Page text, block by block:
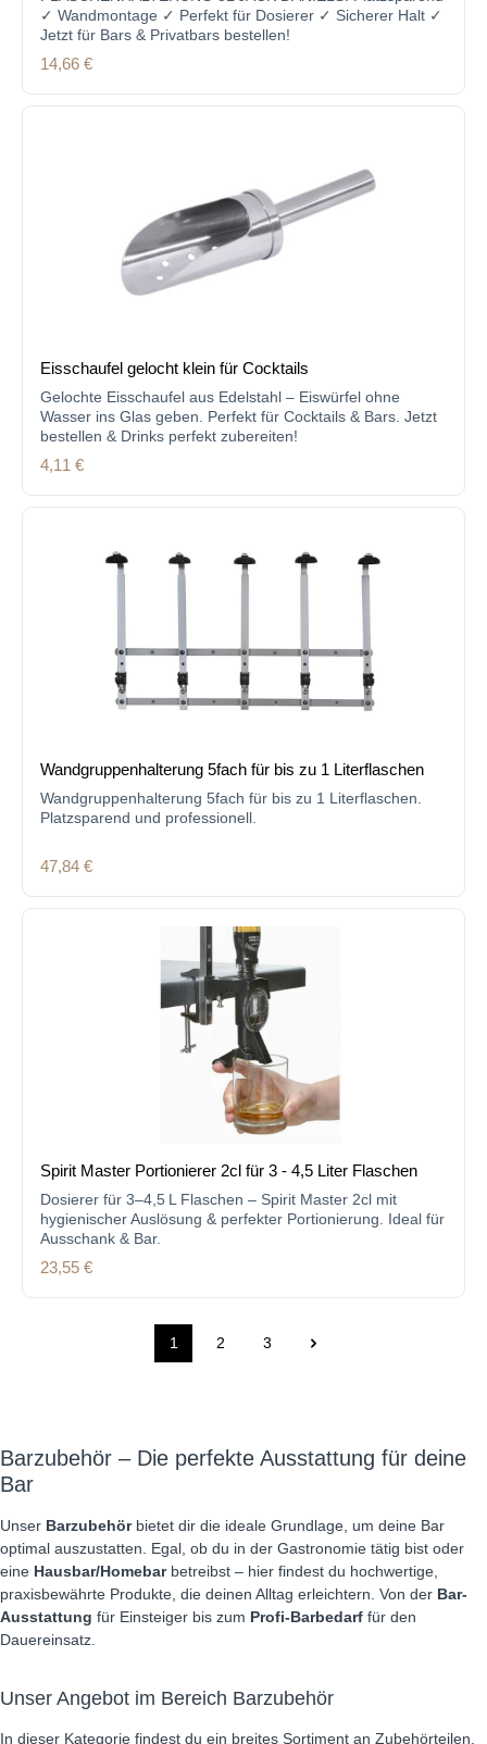
✓ Wandmontage ✓ Perfekt für Dosierer ✓ Sicherer Halt ✓
Jetzt für Bars & Privatbars bestellen!
Regulärer Preis:
14,66 €
Eisschaufel gelocht klein für Cocktails
Gelochte Eisschaufel aus Edelstahl – Eiswürfel ohne
Wasser ins Glas geben. Perfekt für Cocktails & Bars. Jetzt
bestellen & Drinks perfekt zubereiten!
Regulärer Preis:
4,11 €
Wandgruppenhalterung 5fach für bis zu 1 Literflaschen
Wandgruppenhalterung 5fach für bis zu 1 Literflaschen.
Platzsparend und professionell.
Regulärer Preis:
47,84 €
Spirit Master Portionierer 2cl für 3 - 4,5 Liter Flaschen
Dosierer für 3–4,5 L Flaschen – Spirit Master 2cl mit
hygienischer Auslösung & perfekter Portionierung. Ideal für
Ausschank & Bar.
Regulärer Preis:
23,55 €
Seite
1
Seite
2
Seite
3
Barzubehör – Die perfekte Ausstattung für deine
Bar
Unser Barzubehörbietet dir die ideale Grundlage, um deine Bar
optimal auszustatten. Egal, ob du in der Gastronomie tätig bist oder
eine Hausbar/Homebarbetreibst – hier findest du hochwertige,
praxisbewährte Produkte, die deinen Alltag erleichtern. Von der Bar-
Ausstattung für Einsteiger bis zum Profi-Barbedarf für den
Dauereinsatz.
Unser Angebot im Bereich Barzubehör
In dieser Kategorie findest du ein breites Sortiment an Zubehörteilen,